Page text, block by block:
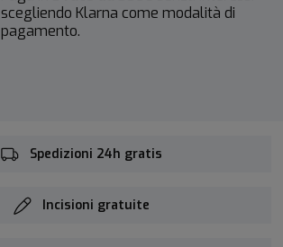
scegliendo Klarna come modalità di
pagamento.
Spedizioni 24h gratis
Incisioni gratuite